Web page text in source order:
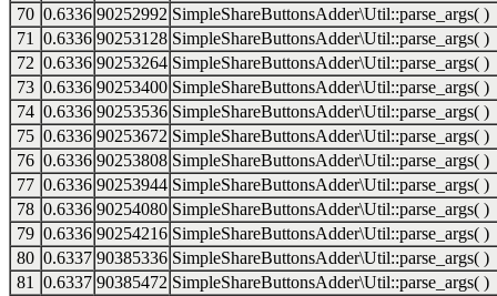
70 0.6336 90252992 SimpleShareButtonsAdder\Util::parse_args( )
71
0.6336 90253128 SimpleShareButtonsAdder\Util::parse_args( )
72 0.6336 90253264 SimpleShareButtonsAdder\Util::parse_args( )
73 0.6336 90253400 SimpleShareButtonsAdder\Util::parse_args( )
74 0.6336 90253536 SimpleShareButtonsAdder\Util::parse_args( )
75 0.6336 90253672 SimpleShareButtonsAdder\Util::parse_args( )
76 0.6336 90253808 SimpleShareButtonsAdder\Util::parse_args( )
77 0.6336 90253944 SimpleShareButtonsAdder\Util::parse_args( )
78 0.6336 90254080 SimpleShareButtonsAdder\Util::parse_args( )
79 0.6336 90254216 SimpleShareButtonsAdder\Util::parse_args( )
80 0.6337 90385336 SimpleShareButtonsAdder\Util::parse_args( )
81
0.6337 90385472 SimpleShareButtonsAdder\Util::parse_args( )